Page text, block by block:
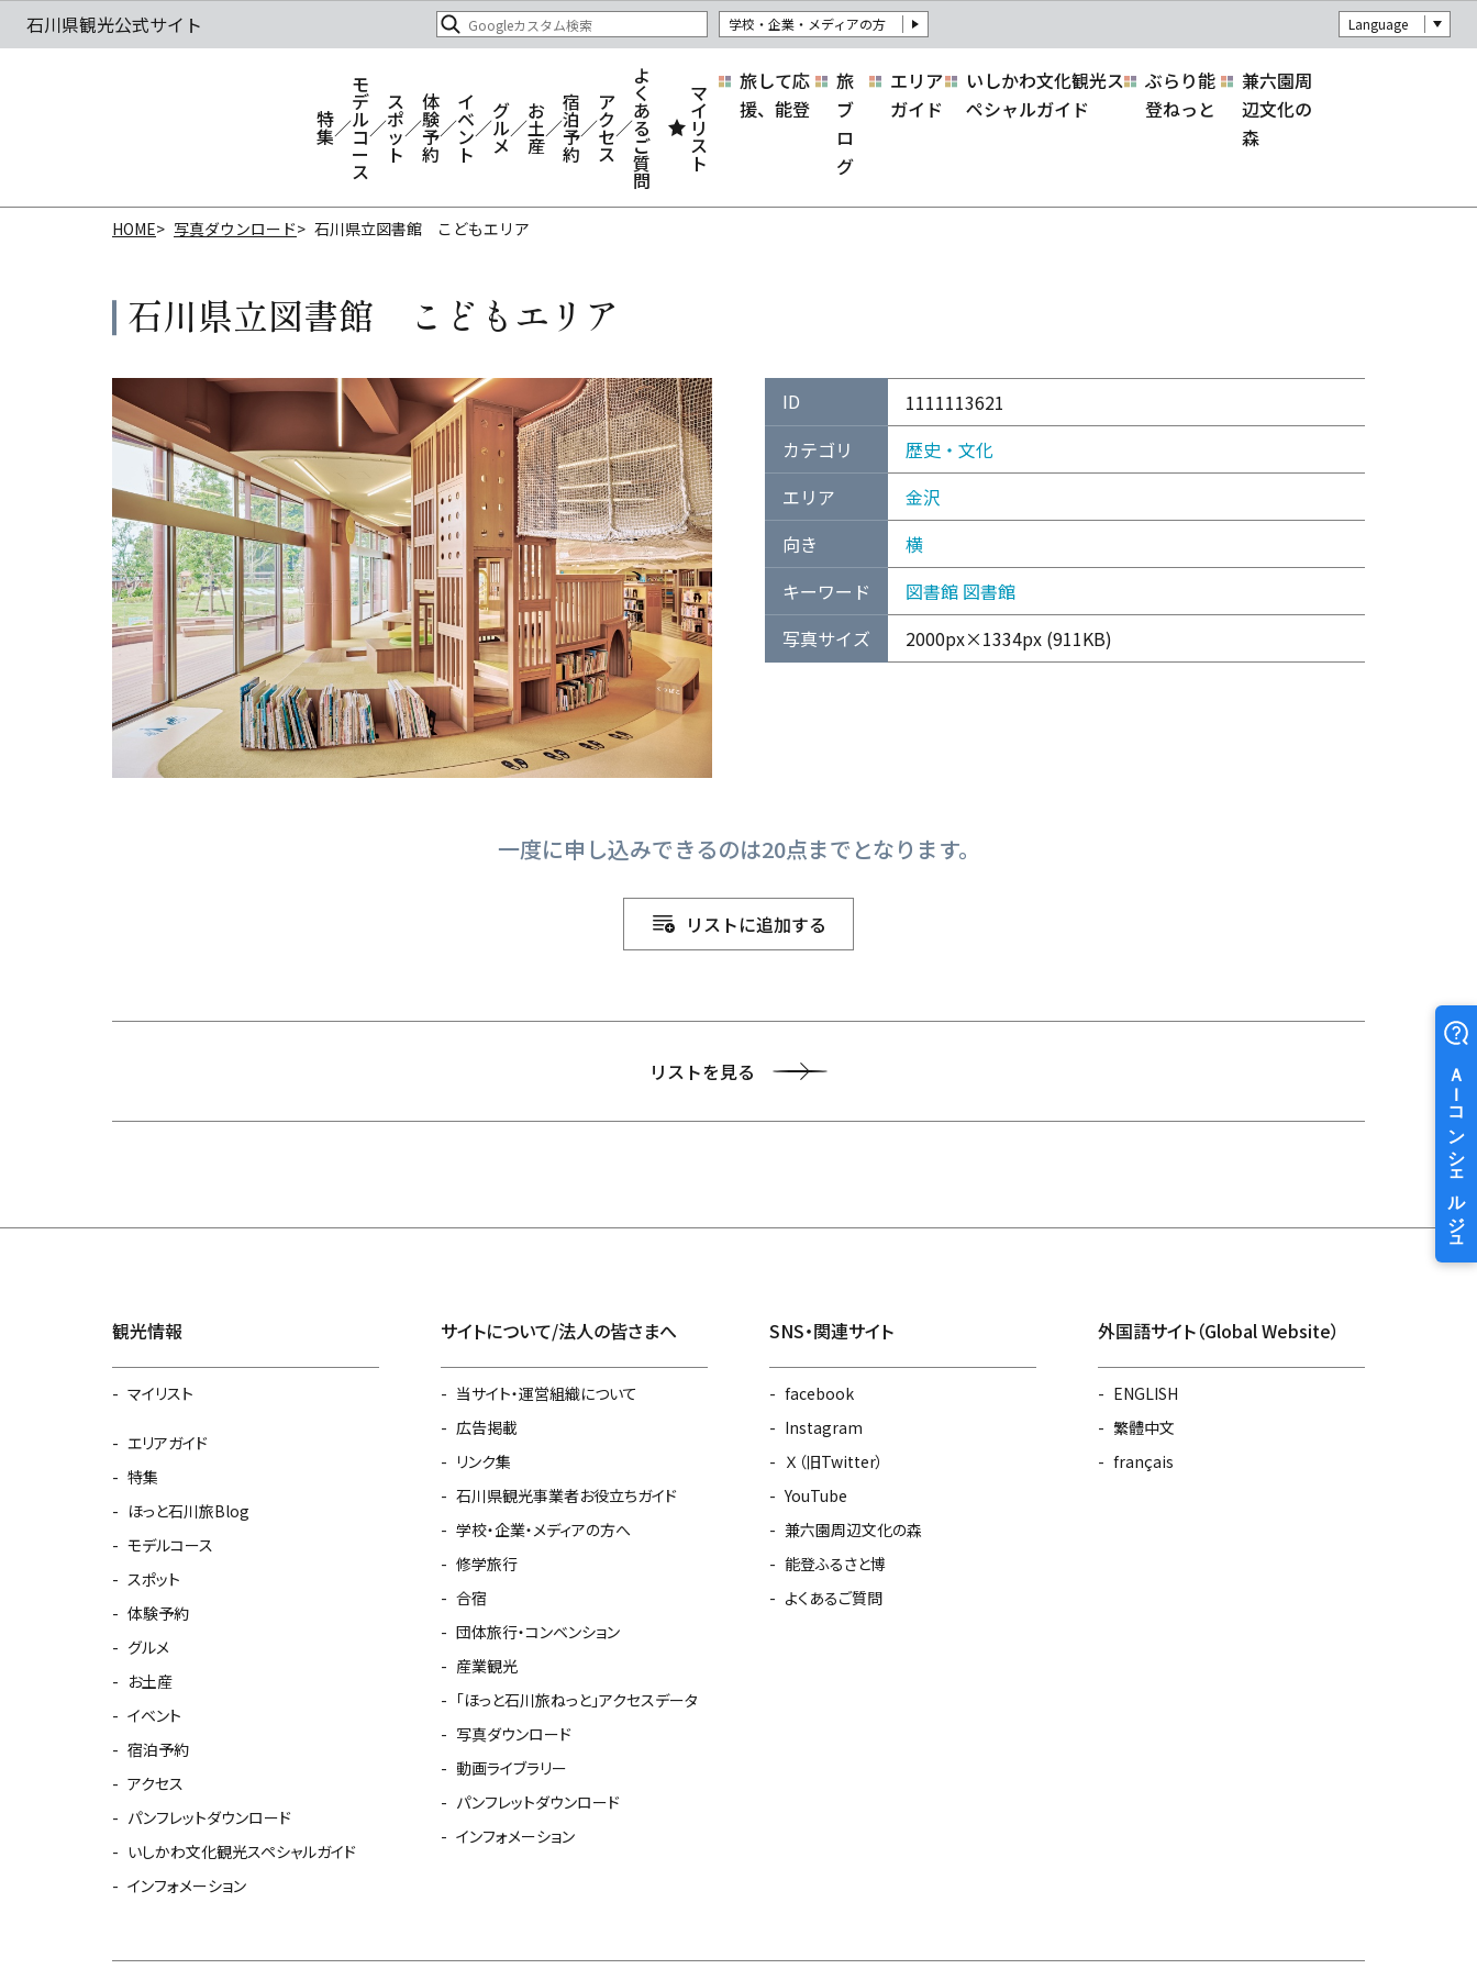
学校・企業・メディアの方 Language
特
集
モ
デ
ル
コ
ー
ス
ス
ポ
ッ
ト
体
験
予
約
イ
ベ
ン
ト
グ
ル
メ
お
土
産
宿
泊
予
約
ア
ク
セ
ス
よ
く
あ
る
ご
質
問
マ
イ
リ
ス
ト
旅して応
援、能登
旅
ブ
ロ
グ
エリア
ガイド
いしかわ文化観光ス
ペシャルガイド
ぶらり能
登ねっと
兼六園周
辺文化の
森
HOME 写真ダウンロード 石川県立図書館 こどもエリア
石川県立図書館 こどもエリア
ID
1111113621
カテゴリ
歴史・文化
エリア
金沢
向き
横
キーワード
図書館 図書館
写真サイズ
2000px×1334px (911KB)
一度に申し込みできるのは20点までとなります。
リストに追加する
リストを見る
観光情報
マイリスト
エリアガイド
特集
ほっと石川旅Blog
モデルコース
スポット
体験予約
グルメ
お土産
イベント
宿泊予約
アクセス
パンフレットダウンロード
いしかわ文化観光スペシャルガイド
インフォメーション
サイトについて/法人の皆さまへ
当サイト・運営組織について
広告掲載
リンク集
石川県観光事業者お役立ちガイド
学校・企業・メディアの方へ
修学旅行
合宿
団体旅行・コンベンション
産業観光
「ほっと石川旅ねっと」アクセスデータ
写真ダウンロード
動画ライブラリー
パンフレットダウンロード
インフォメーション
SNS・関連サイト
facebook
Instagram
Ｘ（旧Twitter）
YouTube
兼六園周辺文化の森
能登ふるさと博
よくあるご質問
外国語サイト（Global Website）
ENGLISH
繁體中文
français